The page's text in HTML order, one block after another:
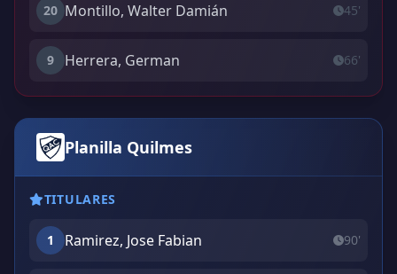
20 Montillo, Walter Damián 45'
9 Herrera, German 66'
Planilla Quilmes
TITULARES
1 Ramirez, Jose Fabian 90'